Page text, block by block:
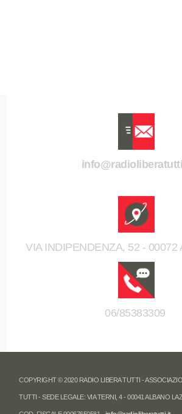
VIA INDIPENDENZA, 52 - 00072
06/85383309
COPYRIGHT © 2020 RADIO LIBERA TUTTI -
TUTTI - SEDE LEGALE: VIA TERNI, 4 - 00041 ALBANO